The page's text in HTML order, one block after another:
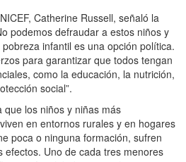
Catherine Russell, señaló la
podemos defraudar a estos niños y
infantil es una opción política.
para garantizar que todos tengan
como la educación, la nutrición,
social”.
que los niños y niñas más
en entornos rurales y en hogares
poca o ninguna formación, sufren
efectos. Uno de cada tres menores